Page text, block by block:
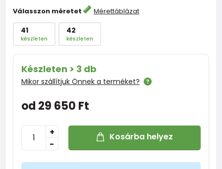
Válasszon méretet Mérettáblázat
41
készleten
42
készleten
Készleten > 3 db
Mikor szállítjuk Önnek a terméket?
od 29 650 Ft
-
+ Kosárba helyez